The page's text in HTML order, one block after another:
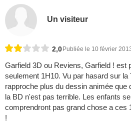
Un visiteur
2,0Publiée le 10 février
Garfield 3D ou Reviens, Garfield ! est
seulement 1H10. Vu par hasard sur
rapproche plus du dessin animée que
la BD n'est pas terrible. Les enfants
comprendront pas grand chose a ces
!